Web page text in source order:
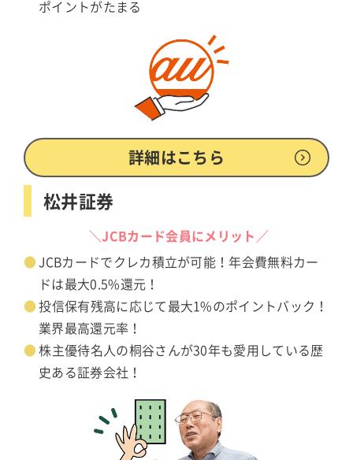
ポイントがたまる
詳細はこちら
松井証券
＼JCBカード会員にメリット／
JCBカードでクレカ積立が可能！年会費無料カー
ドは最大0.5%還元！
投信保有残高に応じて最大1%のポイントバック！
業界最高還元率！
株主優待名人の桐谷さんが30年も愛用している歴
史ある証券会社！